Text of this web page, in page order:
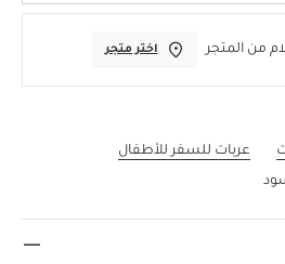
من المتجر اختر متجر
عربات للسفر للأطفال